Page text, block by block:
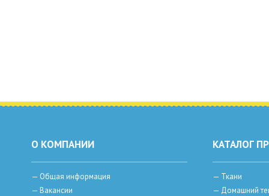
О КОМПАНИИ
— Общая информация
— Вакансии
КАТАЛОГ
— Ткани
— Домашний